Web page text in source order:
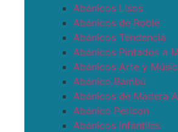
Abanicos Lisos
Abanicos de Roble
Abanicos Tendencia
Abanicos Pintados a
Abanicos Arte y
Abanico Bambú
Abanicos de Madera
Abanico Pericon
Abanicos Infantiles